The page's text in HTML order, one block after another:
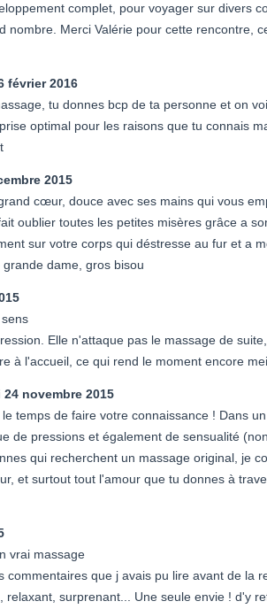
complet, pour voyager sur divers
nombre. Merci Valérie pour cette rencontre,
février 2016
tu donnes bcp de ta personne et on
optimal pour les raisons que tu connais
2015
cœur, douce avec ses mains qui vous
oublier toutes les petites misères grâce a
sur votre corps qui déstresse au fur et a
dame, gros bisou
Elle n'attaque pas le massage de
à l'accueil, ce qui rend le moment encore
24 novembre 2015
temps de faire votre connaissance ! Dans
de pressions et également de sensualité
qui recherchent un massage original, je
et surtout tout l'amour que tu donnes à
vrai massage
commentaires que j avais pu lire avant de la
surprenant... Une seule envie ! d'y